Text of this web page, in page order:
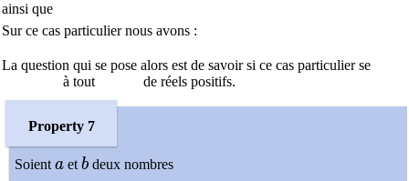
ainsi que
Sur ce cas particulier nous avons :
La question qui se pose alors est de savoir si ce cas particulier se
à tout
de réels positifs.
Property 7
Soient a
a et b
b deux nombres